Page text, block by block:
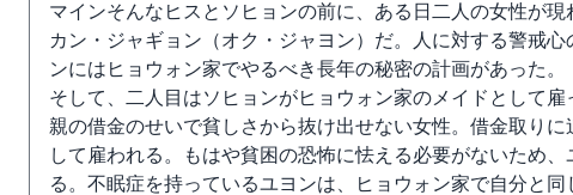
マインそんなヒスとソヒョンの前に、ある日二人の女性が
カン・ジャギョン（オク・ジャヨン）だ。人に対する警戒
ンにはヒョウォン家でやるべき長年の秘密の計画があった。
そして、二人目はソヒョンがヒョウォン家のメイドとして
親の借金のせいで貧しさから抜け出せない女性。借金取り
して雇われる。もはや貧困の恐怖に怯える必要がないため
る。不眠症を持っているユヨンは、ヒョウォン家で自分と